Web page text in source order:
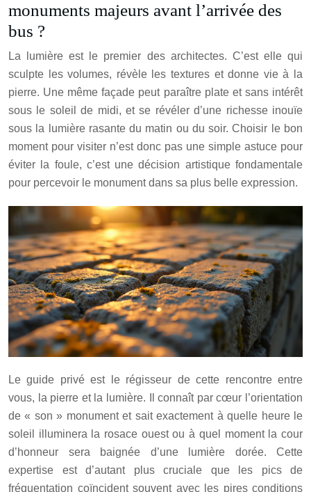
monuments majeurs avant l’arrivée des
bus ?
La lumière est le premier des architectes. C’est elle qui
sculpte les volumes, révèle les textures et donne vie à la
pierre. Une même façade peut paraître plate et sans intérêt
sous le soleil de midi, et se révéler d’une richesse inouïe
sous la lumière rasante du matin ou du soir. Choisir le bon
moment pour visiter n’est donc pas une simple astuce pour
éviter la foule, c’est une décision artistique fondamentale
pour percevoir le monument dans sa plus belle expression.
Le guide privé est le régisseur de cette rencontre entre
vous, la pierre et la lumière. Il connaît par cœur l’orientation
de « son » monument et sait exactement à quelle heure le
soleil illuminera la rosace ouest ou à quel moment la cour
d’honneur sera baignée d’une lumière dorée. Cette
expertise est d’autant plus cruciale que les pics de
fréquentation coïncident souvent avec les pires conditions